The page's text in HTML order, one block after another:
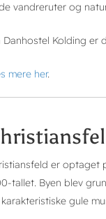
vandreruter og
Danhostel Kolding er
mere her.
er optaget
tallet. Byen blev
gule